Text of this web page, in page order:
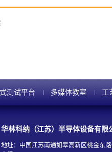
测试平台 多媒体教室 工
华林科纳（江苏）半导体设备有限
地址：中国江苏南通如皋高新区桃金东